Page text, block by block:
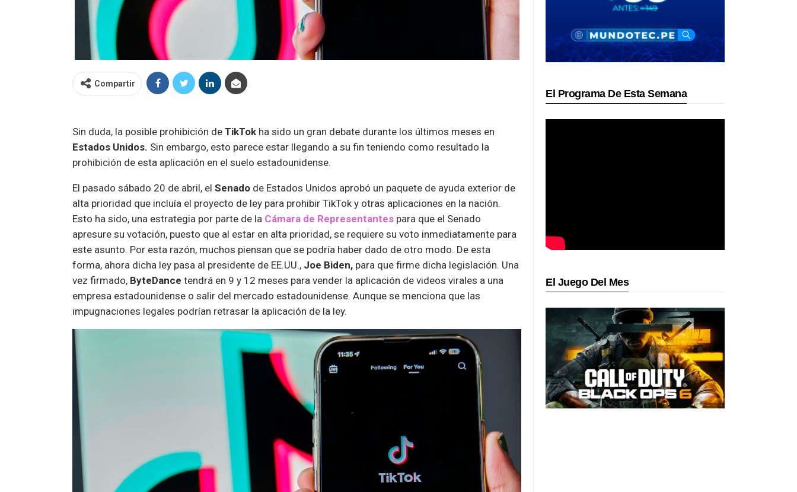
Compartir
Sin duda, la posible prohibición de TikTok ha sido un gran debate durante los últimos meses en
Estados Unidos. Sin embargo, esto parece estar llegando a su fin teniendo como resultado la
prohibición de esta aplicación en el suelo estadounidense.
El pasado sábado 20 de abril, el Senado de Estados Unidos aprobó un paquete de ayuda exterior de
alta prioridad que incluía el proyecto de ley para prohibir TikTok y otras aplicaciones en la nación.
Esto ha sido, una estrategia por parte de la Cámara de Representantes para que el Senado
apresure su votación, puesto que al estar en alta prioridad, se requiere su voto inmediatamente para
este asunto. Por esta razón, muchos piensan que se podría haber dado de otro modo. De esta
forma, ahora dicha ley pasa al presidente de EE.UU., Joe Biden, para que firme dicha legislación. Una
vez firmado, ByteDance tendrá en 9 y 12 meses para vender la aplicación de videos virales a una
empresa estadounidense o salir del mercado estadounidense. Aunque se menciona que las
impugnaciones legales podrían retrasar la aplicación de la ley.
El Programa De Esta Semana
El Juego Del Mes